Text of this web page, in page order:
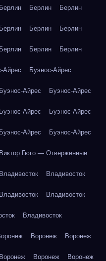
Берлин Берлин Берлин
Берлин Берлин Берлин
Берлин Берлин Берлин
Айрес Буэнос-Айрес
Буэнос-Айрес Буэнос-Айрес
Буэнос-Айрес Буэнос-Айрес
Буэнос-Айрес Буэнос-Айрес
Виктор Гюго — Отверженные
Владивосток Владивосток
Владивосток Владивосток
Владивосток
Воронеж Воронеж
Воронеж Воронеж Воронеж